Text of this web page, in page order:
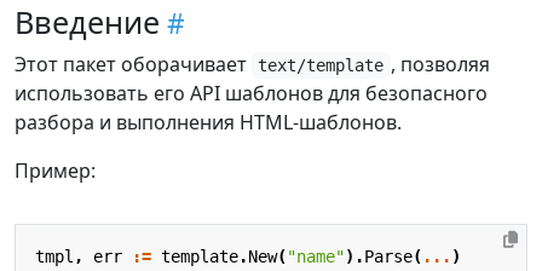
Введение
Этот пакет оборачивает text/template , позволяя
использовать его API шаблонов для безопасного
разбора и выполнения HTML-шаблонов.
Пример:
tmpl , err := template.New("name").Parse( ... )